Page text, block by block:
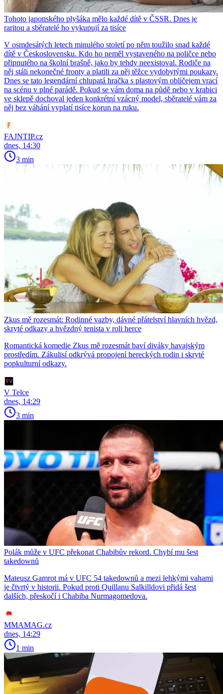
Tohoto japonského plyšáka mělo každé dítě v ČSSR. Dnes je
raritou a sběratelé ho vykupují za tisíce
V osmdesátých letech minulého století po něm toužilo snad každé
dítě v Československu. Kdo ho neměl vystaveného na poličce nebo
připnutého na školní brašně, jako by tehdy neexistoval. Rodiče na
něj stáli nekonečné fronty a platili za něj těžce vydobytými poukazy.
Dnes se tato legendární chlupatá hračka s plastovým obličejem vrací
na scénu v plné parádě. Pokud se vám doma na půdě nebo v krabici
ve sklepě dochoval jeden konkrétní vzácný model, sběratelé vám za
něj bez váhání vyplatí tisíce korun na ruku.
FAJNTIP.cz
dnes, 14:30
3 min
Zkus mě rozesmát: Rodinné vazby, dávné přátelství hlavních hvězd,
skryté odkazy a hvězdný tenista v roli herce
Romantická komedie Zkus mě rozesmát baví diváky havajským
prostředím. Zákulisí odkrývá propojení hereckých rodin i skryté
popkulturní odkazy.
V Telce
dnes, 14:29
3 min
Polák může v UFC překonat Chabibův rekord. Chybí mu šest
takedownů
Mateusz Gamrot má v UFC 54 takedownů a mezi lehkými vahami
je čtvrtý v historii. Pokud proti Quillanu Salkilldovi přidá šest
dalších, přeskočí i Chabiba Nurmagomedova.
MMAMAG.cz
dnes, 14:29
1 min